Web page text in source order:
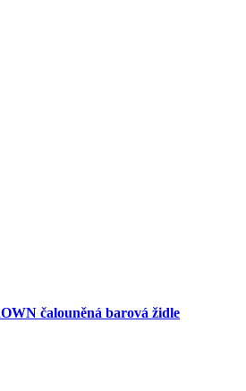
čalouněná barová židle